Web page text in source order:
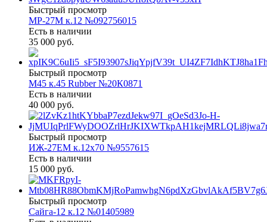
Быстрый просмотр
МР-27М к.12 №092756015
Есть в наличии
35 000 руб.
Быстрый просмотр
М45 к.45 Rubber №20К0871
Есть в наличии
40 000 руб.
Быстрый просмотр
ИЖ-27ЕМ к.12х70 №9557615
Есть в наличии
15 000 руб.
Быстрый просмотр
Сайга-12 к.12 №01405989